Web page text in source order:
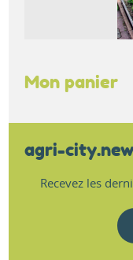
Mon panier
agri-
Recevez les